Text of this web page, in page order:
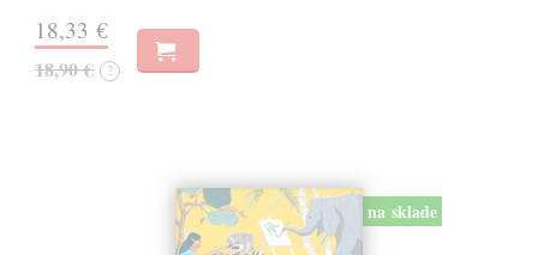
18,33 €
18,90 € ?
na sklade